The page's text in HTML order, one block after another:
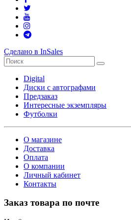
Сделано в InSales
Digital
Диски с автографами
Предзаказ
Интересные экземпляры
Футболки
О магазине
Доставка
Оплата
О компании
Личный кабинет
Контакты
Заказ товара по почте